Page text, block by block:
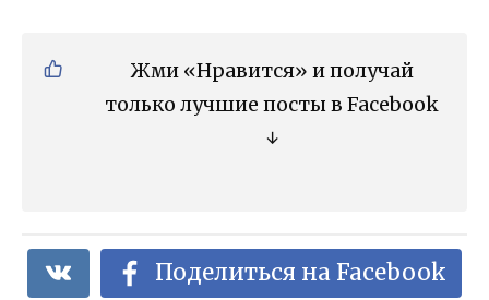
Жми «Нравится» и получай
только лучшие посты в Facebook
↓
Поделиться на Facebook